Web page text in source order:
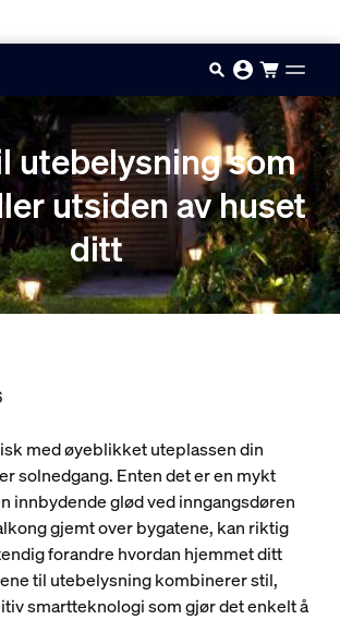
utebelysning som
utsiden av huset
ditt
med øyeblikket uteplassen din
solnedgang. Enten det er en mykt
innbydende glød ved inngangsdøren
gjemt over bygatene, kan riktig
forandre hvordan hjemmet ditt
til utebelysning kombinerer stil,
smartteknologi som gjør det enkelt å